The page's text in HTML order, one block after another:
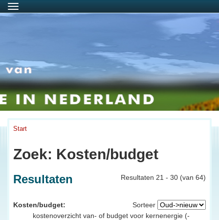
Menu
Start
Zoek: Kosten/budget
Resultaten 21 - 30 (van 64)
Resultaten
Sorteer
Kosten/budget:
kostenoverzicht van- of budget voor kernenergie (-